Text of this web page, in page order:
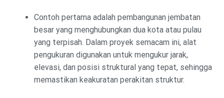
Contoh pertama adalah pembangunan jembatan
besar yang menghubungkan dua kota atau pulau
yang terpisah. Dalam proyek semacam ini, alat
pengukuran digunakan untuk mengukur jarak,
elevasi, dan posisi struktural yang tepat, sehingga
memastikan keakuratan perakitan struktur.